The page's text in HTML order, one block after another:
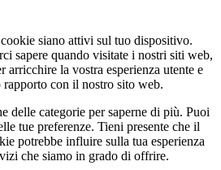
siano attivi sul tuo dispositivo.
sapere quando visitate i nostri siti web,
arricchire la vostra esperienza utente e
con il nostro sito web.
delle categorie per saperne di più. Puoi
tue preferenze. Tieni presente che il
potrebbe influire sulla tua esperienza
che siamo in grado di offrire.